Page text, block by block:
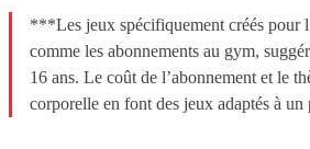
***Les jeux spécifiquement créés pour
comme les abonnements au gym,
16 ans. Le coût de l’abonnement et le
corporelle en font des jeux adaptés à